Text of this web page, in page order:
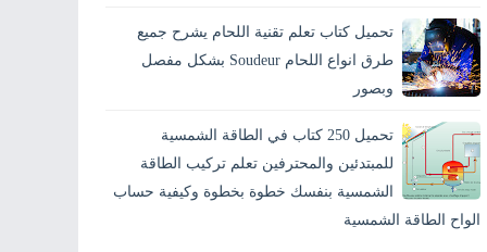
تحميل كتاب تعلم تقنية اللحام يشرح جميع
طرق انواع اللحام Soudeur بشكل مفصل
وبصور
المواد والمعادن في بعضها بشكل دائم. و هو الطريقة الوحيدة
المستقرة لاندم...
تحميل 250 كتاب في الطاقة الشمسية
للمبتدئين والمحترفين تعلم تركيب الطاقة
الشمسية بنفسك خطوة بخطوة وكيفية حساب
الواح الطاقة الشمسية